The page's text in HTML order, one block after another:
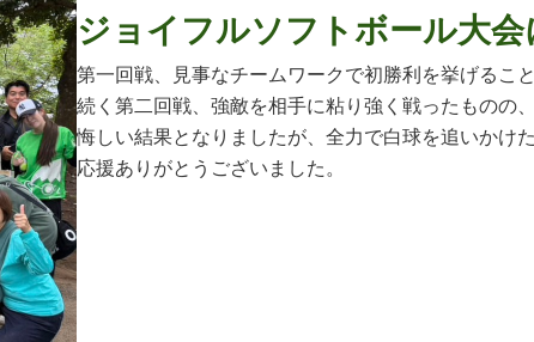
ジョイフルソフトボール大会
第一回戦、見事なチームワークで初勝利を挙げるこ
続く第二回戦、強敵を相手に粘り強く戦ったものの
悔しい結果となりましたが、全力で白球を追いかけ
応援ありがとうございました。